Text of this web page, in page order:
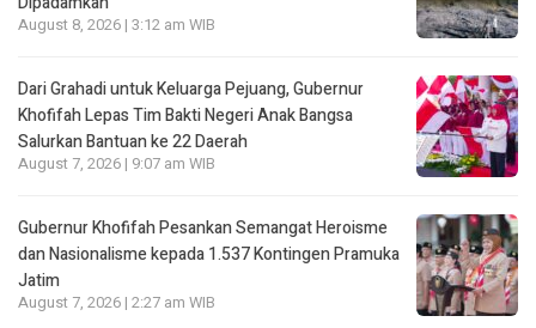
August 8, 2026 | 3:12 am WIB
Dari Grahadi untuk Keluarga Pejuang, Gubernur
Khofifah Lepas Tim Bakti Negeri Anak Bangsa
Salurkan Bantuan ke 22 Daerah
August 7, 2026 | 9:07 am WIB
Gubernur Khofifah Pesankan Semangat Heroisme
dan Nasionalisme kepada 1.537 Kontingen Pramuka
Jatim
August 7, 2026 | 2:27 am WIB